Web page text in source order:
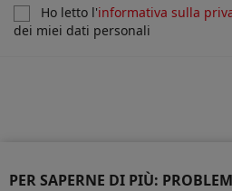
Ho letto l'informativa sulla
dei miei dati personali
PER SAPERNE DI PIÙ: